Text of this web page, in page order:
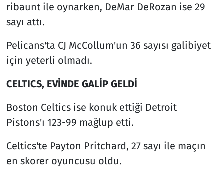
ribaunt ile oynarken, DeMar DeRozan ise 29
sayı attı.
Pelicans'ta CJ McCollum'un 36 sayısı galibiyet
için yeterli olmadı.
CELTICS, EVİNDE GALİP GELDİ
Boston Celtics ise konuk ettiği Detroit
Pistons'ı 123-99 mağlup etti.
Celtics'te Payton Pritchard, 27 sayı ile maçın
en skorer oyuncusu oldu.